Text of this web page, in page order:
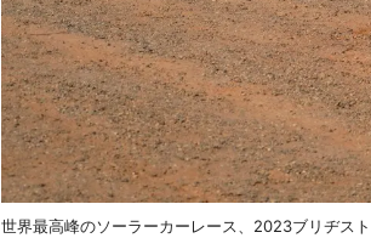
世界最高峰のソーラーカーレース、2023ブリヂス